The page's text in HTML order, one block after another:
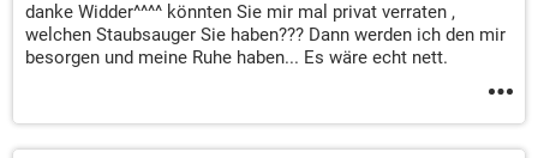
danke Widder^^^^ könnten Sie mir mal privat verraten ,
welchen Staubsauger Sie haben??? Dann werden ich den mir
besorgen und meine Ruhe haben... Es wäre echt nett.